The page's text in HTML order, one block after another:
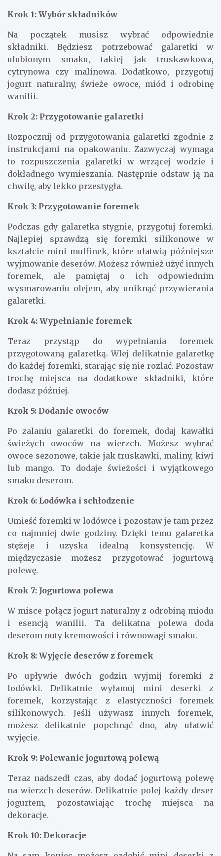
Krok 1: Wybór składników
Na początek musisz wybrać odpowiednie
składniki. Będziesz potrzebować galaretki w
ulubionym smaku, takiej jak truskawkowa,
cytrynowa czy malinowa. Dodatkowo, przygotuj
jogurt naturalny, świeże owoce, miód i odrobinę
wanilii.
Krok 2: Przygotowanie galaretki
Rozpocznij od przygotowania galaretki zgodnie z
instrukcjami na opakowaniu. Zazwyczaj wymaga
to rozpuszczenia galaretki w wrzącej wodzie i
dokładnego wymieszania. Następnie odstaw ją na
chwilę, aby lekko przestygła.
Krok 3: Przygotowanie foremek
Podczas gdy galaretka stygnie, przygotuj foremki.
Najlepiej sprawdzą się foremki silikonowe w
kształcie mini muffinek, które ułatwią późniejsze
wyjmowanie deserów. Możesz również użyć innych
foremek, ale pamiętaj o ich odpowiednim
wysmarowaniu olejem, aby uniknąć przywierania
galaretki.
Krok 4: Wypełnianie foremek
Teraz przystąp do wypełniania foremek
przygotowaną galaretką. Wlej delikatnie galaretkę
do każdej foremki, starając się nie rozlać. Pozostaw
trochę miejsca na dodatkowe składniki, które
dodasz później.
Krok 5: Dodanie owoców
Po zalaniu galaretki do foremek, dodaj kawałki
świeżych owoców na wierzch. Możesz wybrać
owoce sezonowe, takie jak truskawki, maliny, kiwi
lub mango. To dodaje świeżości i wyjątkowego
smaku deserom.
Krok 6: Lodówka i schłodzenie
Umieść foremki w lodówce i pozostaw je tam przez
co najmniej dwie godziny. Dzięki temu galaretka
stężeje i uzyska idealną konsystencję. W
międzyczasie możesz przygotować jogurtową
polewę.
Krok 7: Jogurtowa polewa
W misce połącz jogurt naturalny z odrobiną miodu
i esencją wanilii. Ta delikatna polewa doda
deserom nuty kremowości i równowagi smaku.
Krok 8: Wyjęcie deserów z foremek
Po upływie dwóch godzin wyjmij foremki z
lodówki. Delikatnie wyłamuj mini deserki z
foremek, korzystając z elastyczności foremek
silikonowych. Jeśli używasz innych foremek,
możesz delikatnie popchnąć dno, aby ułatwić
wyjęcie.
Krok 9: Polewanie jogurtową polewą
Teraz nadszedł czas, aby dodać jogurtową polewę
na wierzch deserów. Delikatnie polej każdy deser
jogurtem, pozostawiając trochę miejsca na
dekoracje.
Krok 10: Dekoracje